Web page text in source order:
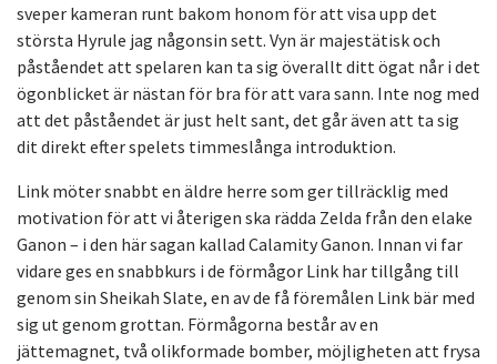
sveper kameran runt bakom honom för att visa upp det
största Hyrule jag någonsin sett. Vyn är majestätisk och
påståendet att spelaren kan ta sig överallt ditt ögat når i det
ögonblicket är nästan för bra för att vara sann. Inte nog med
att det påståendet är just helt sant, det går även att ta sig
dit direkt efter spelets timmeslånga introduktion.
Link möter snabbt en äldre herre som ger tillräcklig med
motivation för att vi återigen ska rädda Zelda från den elake
Ganon – i den här sagan kallad Calamity Ganon. Innan vi far
vidare ges en snabbkurs i de förmågor Link har tillgång till
genom sin Sheikah Slate, en av de få föremålen Link bär med
sig ut genom grottan. Förmågorna består av en
jättemagnet, två olikformade bomber, möjligheten att frysa